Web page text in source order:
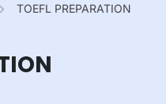
TOEFL PREPARATION